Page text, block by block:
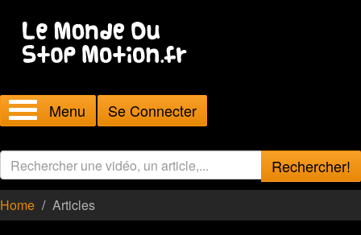
Menu Se Connecter
Rechercher!
Home Articles